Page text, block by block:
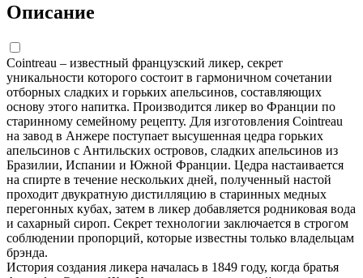
Описание
Cointreau – известный французский ликер, секрет
уникальности которого состоит в гармоничном сочетании
отборных сладких и горьких апельсинов, составляющих
основу этого напитка. Производится ликер во Франции по
старинному семейному рецепту. Для изготовления Cointreau
на завод в Анжере поступает высушенная цедра горьких
апельсинов с Антильских островов, сладких апельсинов из
Бразилии, Испании и Южной Франции. Цедра настаивается
на спирте в течение нескольких дней, полученный настой
проходит двукратную дистилляцию в старинных медных
перегонных кубах, затем в ликер добавляется родниковая вода
и сахарный сироп. Секрет технологии заключается в строгом
соблюдении пропорций, которые известны только владельцам
брэнда.
История создания ликера началась в 1849 году, когда братья